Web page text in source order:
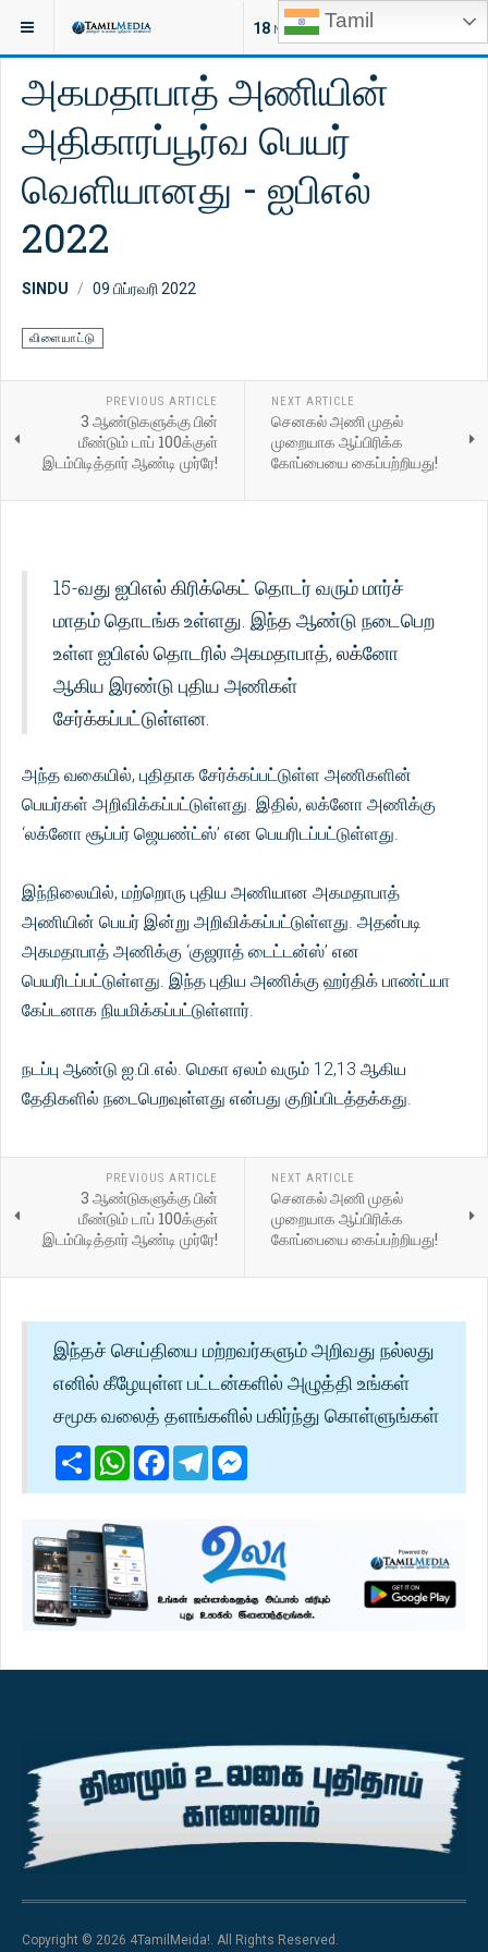
Tamil
18 NEW ARTICLES
இருக்குமிடம்: செய்திகள்
அகமதாபாத் அணியின்
அதிகாரப்பூர்வ பெயர்
வெளியானது - ஐபிஎல்
2022
SINDU 09 பிப்ரவரி 2022
விளையாட்டு
PREVIOUS ARTICLE
3 ஆண்டுகளுக்கு பின்
மீண்டும் டாப் 100க்குள்
இடம்பிடித்தார் ஆண்டி முர்ரே!
NEXT ARTICLE
செனகல் அணி முதல்
முறையாக ஆப்பிரிக்க
கோப்பையை கைப்பற்றியது!
15-வது ஐபிஎல் கிரிக்கெட் தொடர் வரும் மார்ச்
மாதம் தொடங்க உள்ளது. இந்த ஆண்டு நடைபெற
உள்ள ஐபிஎல் தொடரில் அகமதாபாத், லக்னோ
ஆகிய இரண்டு புதிய அணிகள்
சேர்க்கப்பட்டுள்ளன.
அந்த வகையில், புதிதாக சேர்க்கப்பட்டுள்ள அணிகளின்
பெயர்கள் அறிவிக்கப்பட்டுள்ளது. இதில், லக்னோ அணிக்கு
‘லக்னோ சூப்பர் ஜெயண்ட்ஸ்’ என பெயரிடப்பட்டுள்ளது.
இந்நிலையில், மற்றொரு புதிய அணியான அகமதாபாத்
அணியின் பெயர் இன்று அறிவிக்கப்பட்டுள்ளது. அதன்படி
அகமதாபாத் அணிக்கு ‘குஜராத் டைட்டன்ஸ்’ என
பெயரிடப்பட்டுள்ளது. இந்த புதிய அணிக்கு ஹர்திக் பாண்ட்யா
கேப்டனாக நியமிக்கப்பட்டுள்ளார்.
நடப்பு ஆண்டு ஐ.பி.எல். மெகா ஏலம் வரும் 12,13 ஆகிய
தேதிகளில் நடைபெறவுள்ளது என்பது குறிப்பிடத்தக்கது.
PREVIOUS ARTICLE
3 ஆண்டுகளுக்கு பின்
மீண்டும் டாப் 100க்குள்
இடம்பிடித்தார் ஆண்டி முர்ரே!
NEXT ARTICLE
செனகல் அணி முதல்
முறையாக ஆப்பிரிக்க
கோப்பையை கைப்பற்றியது!
இந்தச் செய்தியை மற்றவர்களும் அறிவது நல்லது
எனில் கீழேயுள்ள பட்டன்களில் அழுத்தி உங்கள்
சமூக வலைத் தளங்களில் பகிர்ந்து கொள்ளுங்கள்
ShareWhatsApp
Facebook
Telegram
Copyright © 2026 4TamilMeida!. All Rights Reserved.